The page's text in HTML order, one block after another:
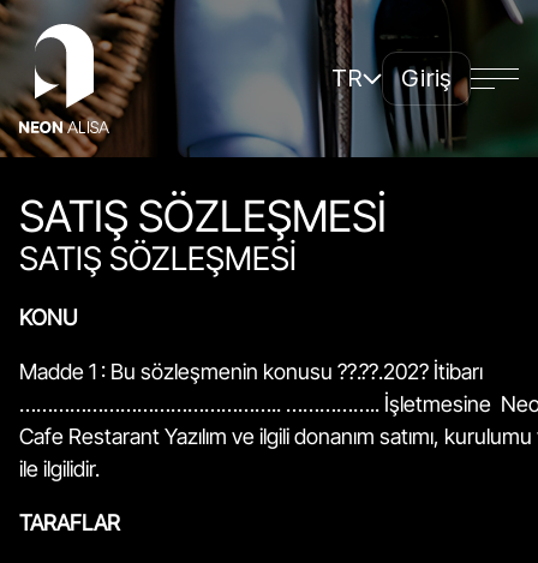
TR Giriş
Sisteme genel bakış
Nasıl başlanır
Tarifeler
Soru-cevap
Bağlanın
SATIŞ SÖZLEŞMESİ
SATIŞ SÖZLEŞMESİ
KONU
Madde 1 : Bu sözleşmenin konusu ??.??.202? İtibarı
……………………………………….. …………….. İşletmesine
Cafe Restarant Yazılım ve ilgili donanım satımı,
ile ilgilidir.
TARAFLAR